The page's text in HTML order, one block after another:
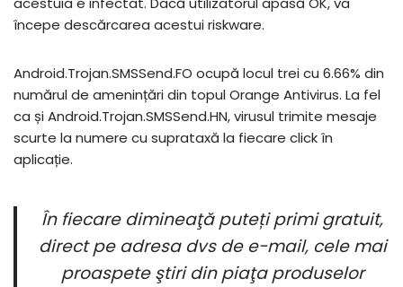
începe descărcarea acestui riskware.
Android.Trojan.SMSSend.FO ocupă locul trei cu 6.66% din
numărul de amenințări din topul Orange Antivirus. La fel
ca și Android.Trojan.SMSSend.HN, virusul trimite mesaje
scurte la numere cu suprataxă la fiecare click în
aplicație.
În fiecare dimineaţă puteți primi gratuit,
direct pe adresa dvs de e-mail, cele mai
proaspete ştiri din piaţa produselor